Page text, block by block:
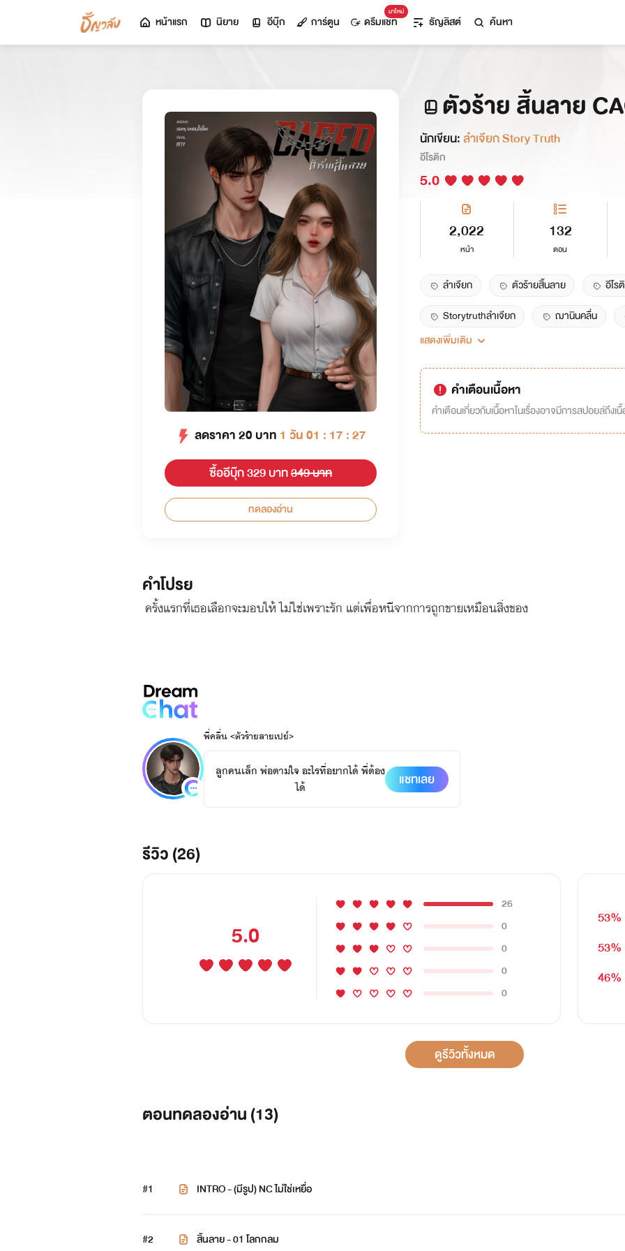
หน้าแรก นิยาย อีบุ๊ก การ์ตูน
มาใหม่
ดรีมแชท ธัญลิสต์ ค้นหา
ลดราคา20 บาท 1 วัน 01 : 17 : 26
ซื้ออีบุ๊ก 329 บาท349 บาท
ทดลองอ่าน
ตัวร้าย สิ้นลาย
นักเขียน:ลำเจียก Story Truth
อีโรติก
5.0
2,022
หน้า
132
ตอน
ลำเจียก ตัวร้ายสิ้นลาย อีโร
Storytruthลำเจียก
ฌานินคลื่น
18+
แสดงเพิ่มเติม
คำเตือนเนื้อหา
คำเตือนเกี่ยวกับเนื้อหาในเรื่องอาจมีการสปอยล์ถึงเ
คำโปรย
ครั้งแรกที่เธอเลือกจะมอบให้ ไม่ใช่เพราะรัก แต่เพื่อหนีจากการถูกขายเหมือนสิ่งของ
พี่คลื่น <ตัวร้ายสายเปย์>
ลูกคนเล็ก พ่อตามใจ อะไรที่อยากได้ พี่ต้อง
ได้
แชทเลย
รีวิว (26)
5.0
26
0
0
0
0
53%
53%
46%
ดูรีวิวทั้งหมด
ตอนทดลองอ่าน (13)
#1 INTRO - (มีรูป) NC ไม่ใช่เหยื่อ
#2 สิ้นลาย - 01 โลกกลม